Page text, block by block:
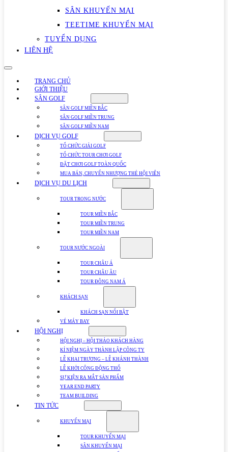
SÂN KHUYẾN MẠI
TEETIME KHUYẾN MẠI
TUYỂN DỤNG
LIÊN HỆ
TRANG CHỦ
GIỚI THIỆU
SÂN GOLF
SÂN GOLF MIỀN BẮC
SÂN GOLF MIỀN TRUNG
SÂN GOLF MIỀN NAM
DỊCH VỤ GOLF
TỔ CHỨC GIẢI GOLF
TỔ CHỨC TOUR CHƠI GOLF
ĐẶT CHƠI GOLF TOÀN QUỐC
MUA BÁN, CHUYỂN NHƯỢNG THẺ HỘI VIÊN
DỊCH VỤ DU LỊCH
TOUR TRONG NƯỚC
TOUR MIỀN BẮC
TOUR MIỀN TRUNG
TOUR MIỀN NAM
TOUR NƯỚC NGOÀI
TOUR CHÂU Á
TOUR CHÂU ÂU
TOUR ĐÔNG NAM Á
KHÁCH SẠN
KHÁCH SẠN NỔI BẬT
VÉ MÁY BAY
HỘI NGHỊ
HỘI NGHỊ – HỘI THẢO KHÁCH HÀNG
KỈ NIỆM NGÀY THÀNH LẬP CÔNG TY
LỄ KHAI TRƯƠNG – LỄ KHÁNH THÀNH
LỄ KHỞI CÔNG ĐỘNG THỔ
SỰ KIỆN RA MẮT SẢN PHẨM
YEAR END PARTY
TEAM BUILDING
TIN TỨC
KHUYẾN MẠI
TOUR KHUYẾN MẠI
SÂN KHUYẾN MẠI